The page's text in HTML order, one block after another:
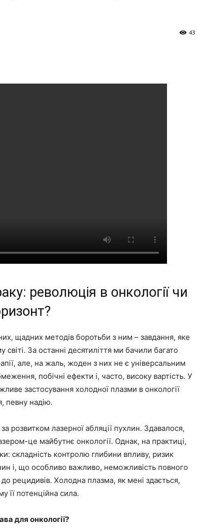
43
революція в онкології чи
щадних методів боротьби з ним – завдання, яке
світі. За останні десятиліття ми бачили багато
але, на жаль, жоден з них не є універсальним
побічні ефекти і, часто, високу вартість. У
застосування холодної плазми в онкології
певну надію.
розвитком лазерної абляції пухлин. Здавалося,
це майбутнє онкології. Однак, на практиці,
складність контролю глибини впливу, ризик
і, що особливо важливо, неможливість повного
рецидивів. Холодна плазма, як мені здається,
її потенційна сила.
для онкології?